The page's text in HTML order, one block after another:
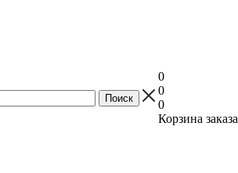
0
0
0
Корзина заказа